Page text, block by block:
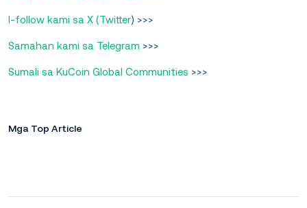
I-follow kami sa X (Twitter) >>>
Samahan kami sa Telegram >>>
Sumali sa KuCoin Global Communities >>>
Mga Top Article